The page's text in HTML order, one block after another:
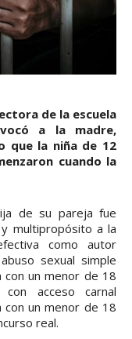
de la escuela
a la madre,
que la niña de 12
cuando la
de su pareja fue
multipropósito a la
como autor
sexual simple
con un menor de 18
acceso carnal
con un menor de 18
real.